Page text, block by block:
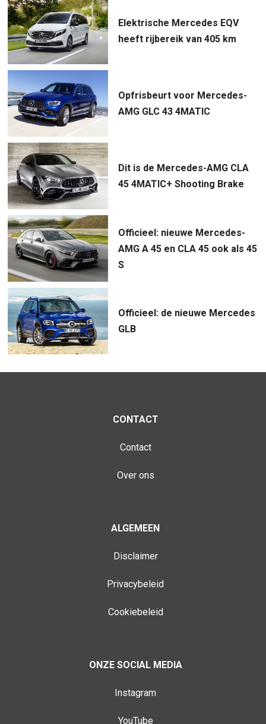
Elektrische Mercedes EQV
heeft rijbereik van 405 km
Opfrisbeurt voor Mercedes-
AMG GLC 43 4MATIC
Dit is de Mercedes-AMG CLA
45 4MATIC+ Shooting Brake
Officieel: nieuwe Mercedes-
AMG A 45 en CLA 45 ook als 45
S
Officieel: de nieuwe Mercedes
GLB
CONTACT
Contact
Over ons
ALGEMEEN
Disclaimer
Privacybeleid
Cookiebeleid
ONZE SOCIAL MEDIA
Instagram
YouTube